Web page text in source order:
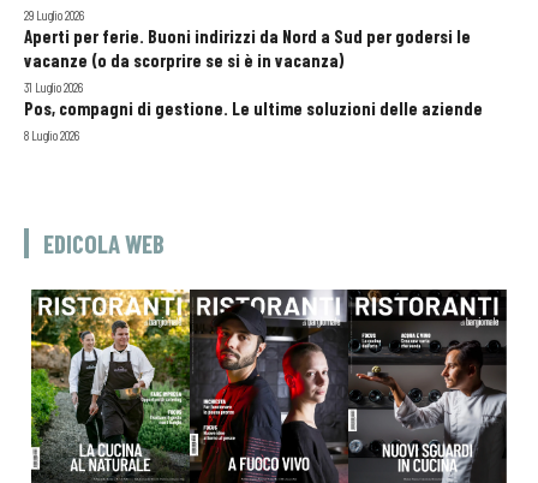
29 Luglio 2026
Aperti per ferie. Buoni indirizzi da Nord a Sud per godersi le
vacanze (o da scorprire se si è in vacanza)
31 Luglio 2026
Pos, compagni di gestione. Le ultime soluzioni delle aziende
8 Luglio 2026
EDICOLA WEB